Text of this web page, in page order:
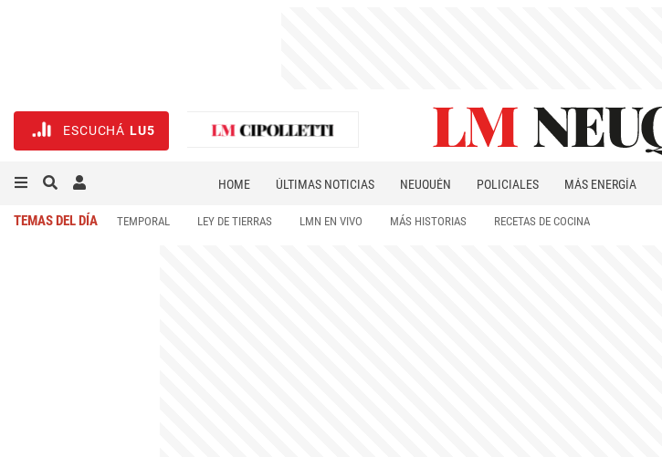
ESCUCHÁ LU5
HOME ÚLTIMAS NOTICIAS NEUQUÉN POLICIALES MÁS ENERGÍA
TEMAS DEL DÍA TEMPORAL LEY DE TIERRAS LMN EN VIVO MÁS HISTORIAS RECETAS DE COCINA